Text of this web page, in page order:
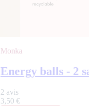
Monka
Energy balls - 2
2 avis
3,50 €